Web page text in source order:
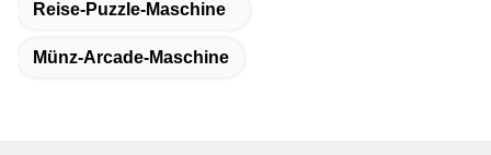
Reise-Puzzle-Maschine
Münz-Arcade-Maschine